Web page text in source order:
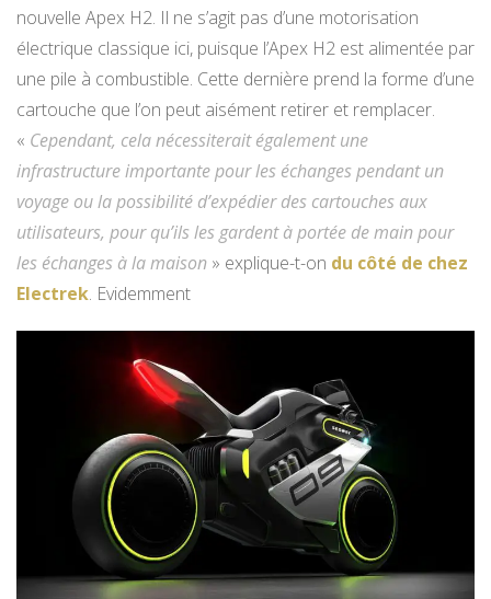
nouvelle Apex H2. Il ne s’agit pas d’une motorisation
électrique classique ici, puisque l’Apex H2 est alimentée par
une pile à combustible. Cette dernière prend la forme d’une
cartouche que l’on peut aisément retirer et remplacer.
« Cependant, cela nécessiterait également une
infrastructure importante pour les échanges pendant un
voyage ou la possibilité d’expédier des cartouches aux
utilisateurs, pour qu’ils les gardent à portée de main pour
les échanges à la maison » explique-t-on du côté de chez
Electrek. Evidemment